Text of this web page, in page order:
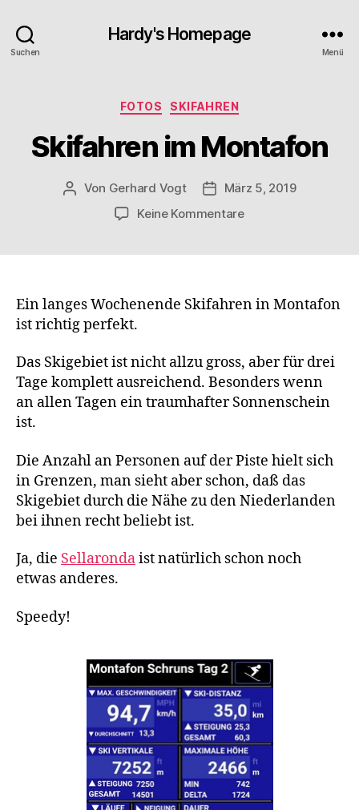
Suchen
Hardy's Homepage
Menü
Kategorien
FOTOS SKIFAHREN
Skifahren im Montafon
Beitragsautor
Von Gerhard Vogt Veröffentlichungsdatum
März 5, 2019
Keine Kommentarezu
Ein langes Wochenende Skifahren in Montafon
ist richtig perfekt.
Das Skigebiet ist nicht allzu gross, aber für drei
Tage komplett ausreichend. Besonders wenn
an allen Tagen ein traumhafter Sonnenschein
ist.
Die Anzahl an Personen auf der Piste hielt sich
in Grenzen, man sieht aber schon, daß das
Skigebiet durch die Nähe zu den Niederlanden
bei ihnen recht beliebt ist.
Ja, die Sellarondaist natürlich schon noch
etwas anderes.
Speedy!